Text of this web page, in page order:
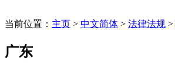
当前位置： 主页 > 中文简体 > 法律法规 >
广东